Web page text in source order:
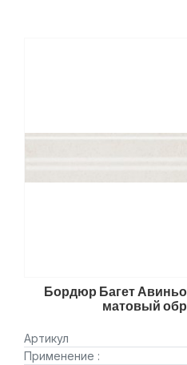
Бордюр Багет
матовый
Артикул
Применение :